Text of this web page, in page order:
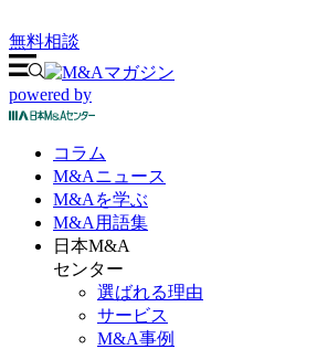
無料相談
powered by
コラム
M&Aニュース
M&Aを学ぶ
M&A 用語集
日本M&A
センター
選ばれる理由
サービス
M&A事例